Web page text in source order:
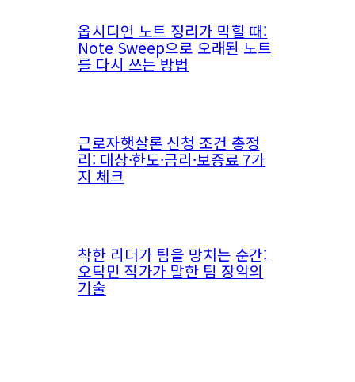
옵시디언 노트 정리가 막힐 때:
Note Sweep으로 오래된 노트
를 다시 쓰는 방법
근로자햇살론 신청 조건 총정
리: 대상·한도·금리·보증료 7가
지 체크
착한 리더가 팀을 망치는 순간:
오탁민 작가가 말한 팀 장악의
기술